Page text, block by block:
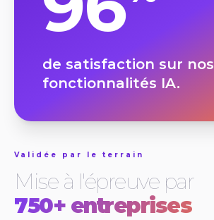
de satisfaction sur nos
fonctionnalités IA.
Validée par le terrain
Mise à l'épreuve par
750+ entreprises